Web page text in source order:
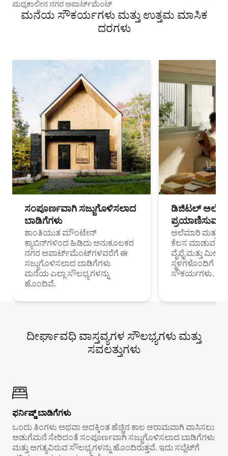
ಮಧ್ಯಕಾಲೀನ ನಗರ ಅಪಾರ್ಟ್‌ಮೆಂಟ್
ಮನೆಯ ಸೌಕರ್ಯಗಳು ಮತ್ತು ಉತ್ತಮ ಮಾಸಿಕ
ದರಗಳು
ಸಂಪೂರ್ಣವಾಗಿ ಸಜ್ಜುಗೊಳಿಸಲಾದ
ಬಾಡಿಗೆಗಳು
ಶಾಂತಿಯುತ ಮೌಂಟೇನ್
ಕ್ಯಾಬಿನ್‌ಗಳಿಂದ ಹಿಡಿದು ಅನುಕೂಲಕರ
ನಗರ ಅಪಾರ್ಟ್‌ಮೆಂಟ್‌ಗಳವರೆಗೆ ಈ
ಸಜ್ಜುಗೊಳಿಸಲಾದ ಬಾಡಿಗೆಗಳು
ಮನೆಯ ಎಲ್ಲಾ ಸೌಲಭ್ಯಗಳನ್ನು
ಹೊಂದಿವೆ.
ಡಿಜಿಟಲ್
ಪ್ರಯಾಣಿಸುವ
ಅಲೆಮಾರಿ ಮತ್ತು
ಕೆಲಸ ಮಾಡುವ
ವೈಫೈ ಮತ್ತು
ಸ್ಥಳಗಳೊಂದಿಗೆ
ಸೌಕರ್ಯಗಳು.
ದೀರ್ಘಾವಧಿ ವಾಸ್ತವ್ಯಗಳ ಸೌಲಭ್ಯಗಳು ಮತ್ತು
ಸವಲತ್ತುಗಳು
ಫರ್ನಿಷ್ಡ್ ಬಾಡಿಗೆಗಳು
ಒಂದು ತಿಂಗಳು ಅಥವಾ ಅದಕ್ಕಿಂತ ಹೆಚ್ಚಿನ ಕಾಲ ಆರಾಮವಾಗಿ ವಾಸಿಸಲು
ಅಡುಗೆಮನೆ ಸೇರಿದಂತೆ ಸಂಪೂರ್ಣವಾಗಿ ಸಜ್ಜುಗೊಳಿಸಲಾದ ಬಾಡಿಗೆಗಳು
ಮತ್ತು ಅಗತ್ಯವಿರುವ ಸೌಲಭ್ಯಗಳನ್ನು ಹೊಂದಿರುತ್ತವೆ. ಇದು ಸಬ್ಲೆಟ್‌ಗೆ